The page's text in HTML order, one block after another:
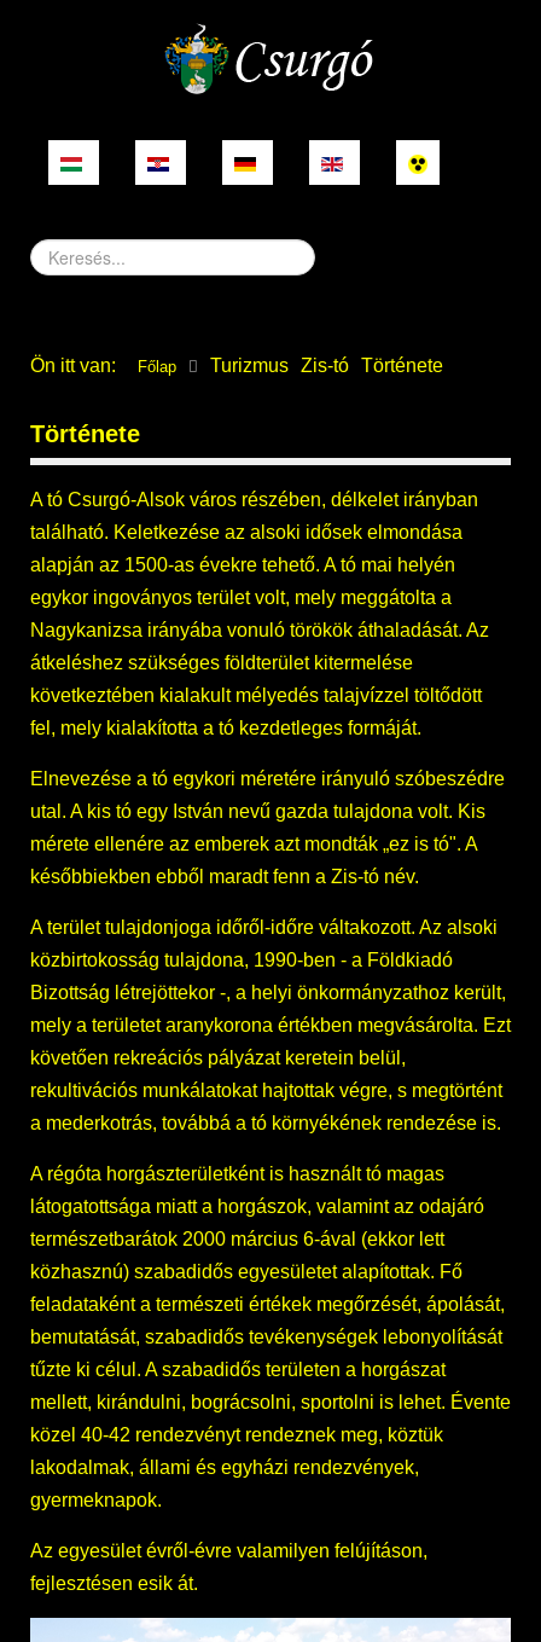
Keresés...
Ön itt van: Főlap Turizmus Zis-tó Története
Története
A tó Csurgó-Alsok város részében, délkelet irányban
található. Keletkezése az alsoki idősek elmondása
alapján az 1500-as évekre tehető. A tó mai helyén
egykor ingoványos terület volt, mely meggátolta a
Nagykanizsa irányába vonuló törökök áthaladását. Az
átkeléshez szükséges földterület kitermelése
következtében kialakult mélyedés talajvízzel töltődött
fel, mely kialakította a tó kezdetleges formáját.
Elnevezése a tó egykori méretére irányuló szóbeszédre
utal. A kis tó egy István nevű gazda tulajdona volt. Kis
mérete ellenére az emberek azt mondták „ez is tó". A
későbbiekben ebből maradt fenn a Zis-tó név.
A terület tulajdonjoga időről-időre váltakozott. Az alsoki
közbirtokosság tulajdona, 1990-ben - a Földkiadó
Bizottság létrejöttekor -, a helyi önkormányzathoz került,
mely a területet aranykorona értékben megvásárolta. Ezt
követően rekreációs pályázat keretein belül,
rekultivációs munkálatokat hajtottak végre, s megtörtént
a mederkotrás, továbbá a tó környékének rendezése is.
A régóta horgászterületként is használt tó magas
látogatottsága miatt a horgászok, valamint az odajáró
természetbarátok 2000 március 6-ával (ekkor lett
közhasznú) szabadidős egyesületet alapítottak. Fő
feladataként a természeti értékek megőrzését, ápolását,
bemutatását, szabadidős tevékenységek lebonyolítását
tűzte ki célul. A szabadidős területen a horgászat
mellett, kirándulni, bográcsolni, sportolni is lehet. Évente
közel 40-42 rendezvényt rendeznek meg, köztük
lakodalmak, állami és egyházi rendezvények,
gyermeknapok.
Az egyesület évről-évre valamilyen felújításon,
fejlesztésen esik át.